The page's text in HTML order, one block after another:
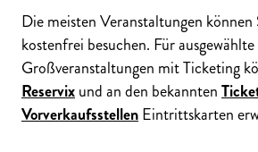
A
USSER
G
EW
Ö
H
N
LIC
H
E K
O
N
ZER
TER
LEBN
ISSE
Die meisten Veranstaltungen können
kostenfrei besuchen. Für ausgewählte
Großveranstaltungen mit Ticketing
Reservixund an den bekannten
VorverkaufsstellenEintrittskarten